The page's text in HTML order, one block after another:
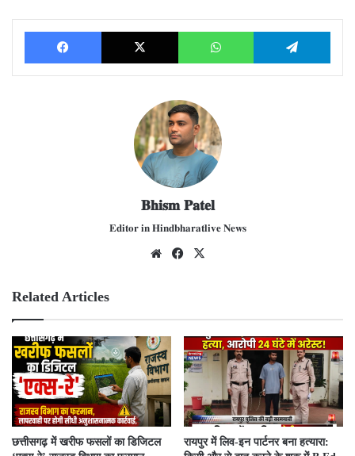
Facebook X WhatsApp
𝐁𝐡𝐢𝐬𝐦 𝐏𝐚𝐭𝐞𝐥
𝐄𝐝𝐢𝐭𝐨𝐫 𝐢𝐧 𝐇𝐢𝐧𝐝𝐛𝐡𝐚𝐫𝐚𝐭𝐥𝐢𝐯𝐞 𝐍𝐞𝐰𝐬
We
Fac
Related Articles
​छत्तीसगढ़ में खरीफ फसलों का डिजिटल
रायपुर में लिव-इन पार्टनर बना हत्यारा: